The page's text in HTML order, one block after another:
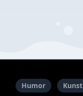
Humor Kunst